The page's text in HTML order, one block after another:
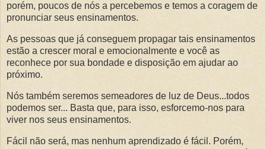
porém, poucos de nós a percebemos e temos a coragem de
pronunciar seus ensinamentos.
As pessoas que já conseguem propagar tais ensinamentos
estão a crescer moral e emocionalmente e você as
reconhece por sua bondade e disposição em ajudar ao
próximo.
Nós também seremos semeadores de luz de Deus...todos
podemos ser... Basta que, para isso, esforcemo-nos para
viver nos seus ensinamentos.
Fácil não será, mas nenhum aprendizado é fácil. Porém,